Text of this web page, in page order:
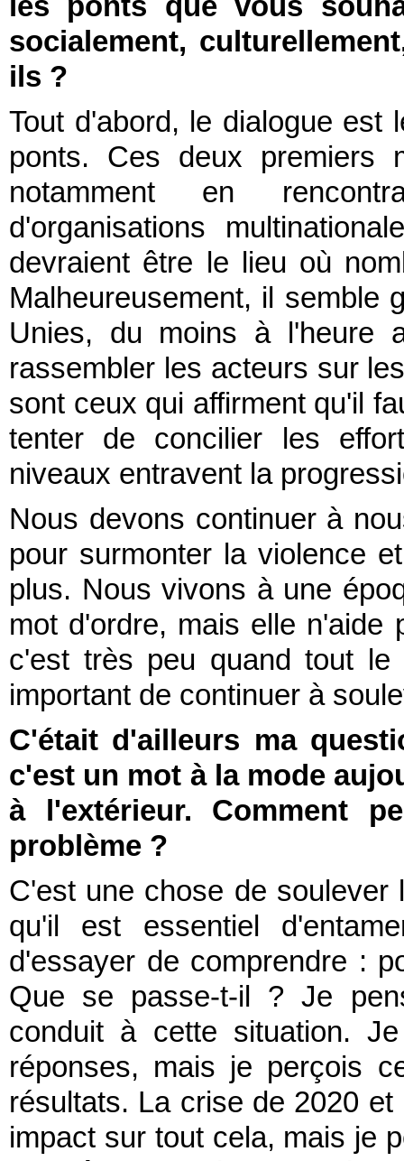
socialement,
ils ?
Tout d'abord, le dialogue est
ponts. Ces deux premiers
notamment en
d'organisations
devraient être le lieu où
Malheureusement, il semble
Unies, du moins à l'heure
rassembler les acteurs sur
sont ceux qui affirment qu'il
tenter de concilier les
niveaux entravent la
Nous devons continuer à
pour surmonter la violence
plus. Nous vivons à une
mot d'ordre, mais elle n'aide
c'est très peu quand tout
important de continuer à
C'était d'ailleurs ma
c'est un mot à la mode
à l'extérieur. Comment
problème ?
C'est une chose de soulever
qu'il est essentiel
d'essayer de comprendre :
Que se passe-t-il ? Je
conduit à cette situation.
réponses, mais je perçois
résultats. La crise de 2020
impact sur tout cela, mais je